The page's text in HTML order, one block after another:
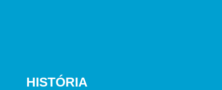
HISTÓRIA